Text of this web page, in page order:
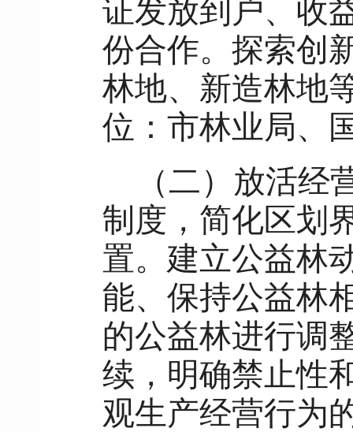
证发放到户、收
份合作。探索创
林地、新造林地
位：市林业局、
（二）放活
制度，简化区划
置。建立公益林
能、保持公益林
的公益林进行调
续，明确禁止性
观生产经营行为